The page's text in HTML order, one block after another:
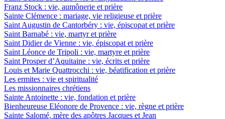
Franz Stock : vie, aumônerie et prière
Sainte Clémence : mariage, vie religieuse et prière
Saint Augustin de Cantorbéry : vie, épiscopat et prière
Saint Barnabé : vie, martyr et prière
Saint Didier de Vienne : vie, épiscopat et prière
Saint Léonce de Tripoli : vie, martyre et prière
Saint Prosper d’Aquitaine : vie, écrits et prière
Louis et Marie Quattrocchi : vie, béatification et prière
Les ermites : vie et spiritualité
Les missionnaires chrétiens
Sainte Antoinette : vie, fondation et prière
Bienheureuse Eléonore de Provence : vie, règne et prière
Sainte Salomé, mère des apôtres Jacques et Jean